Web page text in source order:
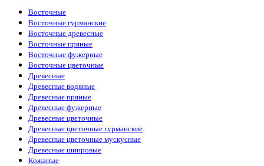
Восточные
Восточные гурманские
Восточные древесные
Восточные пряные
Восточные фужерные
Восточные цветочные
Древесные
Древесные водяные
Древесные пряные
Древесные фужерные
Древесные цветочные
Древесные цветочные гурманские
Древесные цветочные мускусные
Древесные шипровые
Кожаные